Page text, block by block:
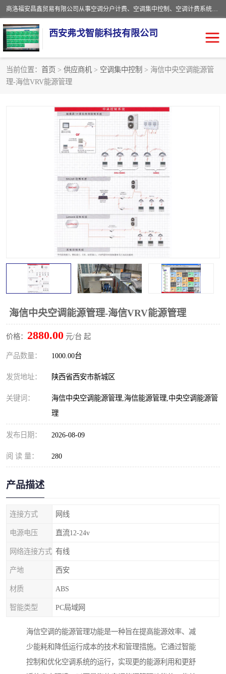
商洛福安昌鑫贸易有限公司从事空调分户计费、空调集中控制、空调计费系统、空调远程控制、中央空调分户计费、中央空调集中控制等产品的销售与安装。。语音控制，解放双手，让用户畅享安全、健康、便利、舒适、节能、愉悦的物联网智慧生活，我们竭诚为您提供住宅、别墅、公寓的智能家居化、智能办公化，智能酒店的解决方案。
西安弗戈智能科技有限公司
当前位置： 首页 > 供应商机 > 空调集中控制 > 海信中央空调能源管
理-海信VRV能源管理
海信中央空调能源管理-海信VRV能源管理
价格： 2880.00 元/台 起
产品数量： 1000.00台
发货地址： 陕西省西安市新城区
关键词：
海信中央空调能源管理,海信能源管理,中央空调能源管
理
发布日期： 2026-08-09
阅 读 量： 280
产品描述
连接方式 网线
电源电压 直流12-24v
网络连接方式 有线
产地 西安
材质 ABS
智能类型 PC局域网
海信空调的能源管理功能是一种旨在提高能源效率、减
少能耗和降低运行成本的技术和管理措施。它通过智能
控制和优化空调系统的运行，实现更的能源利用和更舒
中央空调集中控制
中央空调分户计费 空调远程控制
空调分户计费
空调分户计费系统